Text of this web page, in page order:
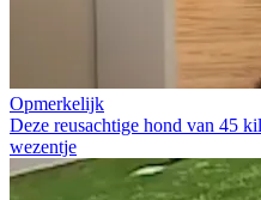
Opmerkelijk
Deze reusachtige hond van 45
wezentje